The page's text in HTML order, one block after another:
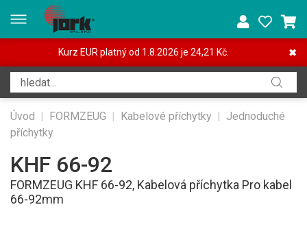
✖
Kurz EUR platný od 1.8.2026 je 24,21 Kč.
Úvod | FORMZEUG | Kabelové příchytky | Jednoduché
příchytky
KHF 66-92
FORMZEUG KHF 66-92, Kabelová příchytka Pro kabel
66-92mm